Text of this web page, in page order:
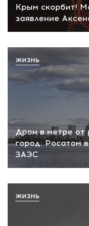
Крым скорбит!
заявление
Дрон в метре от
город: Росатом
ЗАЭС
ЖИЗНЬ
ЖИЗНЬ